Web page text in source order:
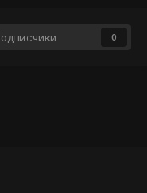
0